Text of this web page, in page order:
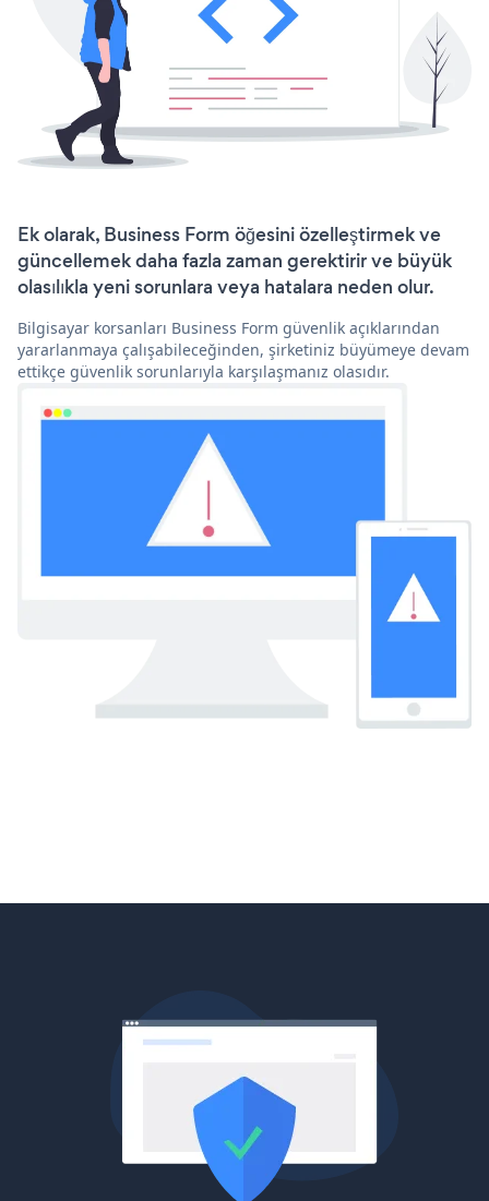
Ek olarak, Business Form öğesini özelleştirmek ve
güncellemek daha fazla zaman gerektirir ve büyük
olasılıkla yeni sorunlara veya hatalara neden olur.
Bilgisayar korsanları Business Form güvenlik açıklarından
yararlanmaya çalışabileceğinden, şirketiniz büyümeye devam
ettikçe güvenlik sorunlarıyla karşılaşmanız olasıdır.